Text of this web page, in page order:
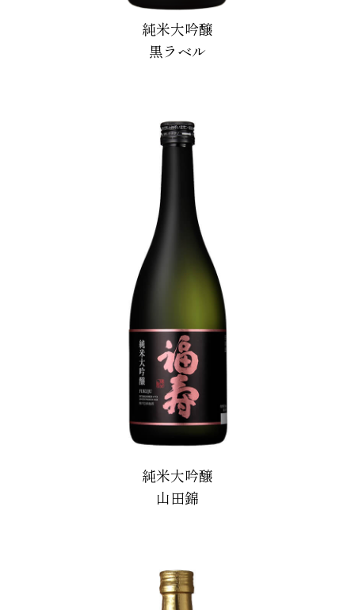
純米大吟醸
黒ラベル
純米大吟醸
山田錦